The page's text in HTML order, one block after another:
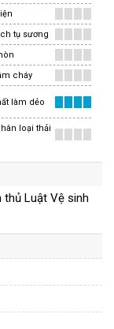
tụ sương
cháy
làm dẻo
loại thải
Luật Vệ sinh